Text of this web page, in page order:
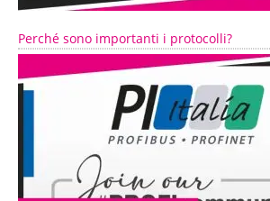
Perché sono importanti i protocolli?